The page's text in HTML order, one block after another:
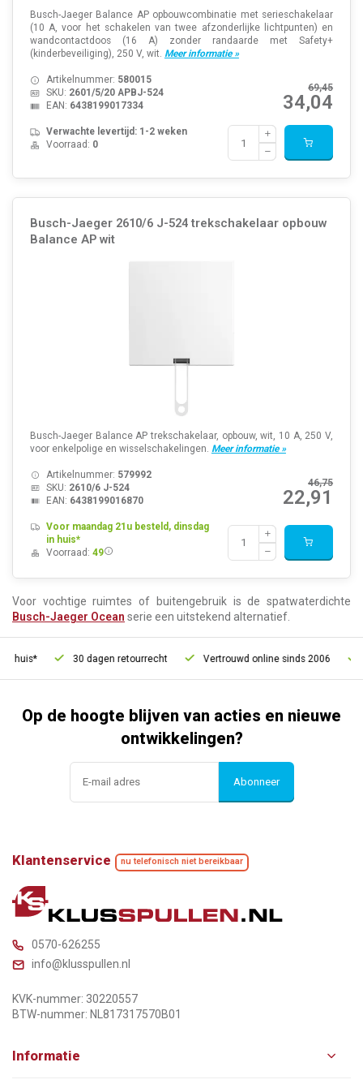
Busch-Jaeger Balance AP opbouwcombinatie met serieschakelaar
(10 A, voor het schakelen van twee afzonderlijke lichtpunten) en
wandcontactdoos (16 A) zonder randaarde met Safety+
(kinderbeveiliging), 250 V, wit. Meer informatie »
69,45
34,04
Artikelnummer: 580015
SKU: 2601/5/20 APBJ-524
EAN: 6438199017334
Verwachte levertijd: 1-2 weken
Voorraad: 0
Busch-Jaeger 2610/6 J-524 trekschakelaar opbouw
Balance AP wit
Busch-Jaeger Balance AP trekschakelaar, opbouw, wit, 10 A, 250 V,
voor enkelpolige en wisselschakelingen. Meer informatie »
46,75
22,91
Artikelnummer: 579992
SKU: 2610/6 J-524
EAN: 6438199016870
Voor maandag 21u besteld, dinsdag
in huis*
Voorraad: 49
Voor vochtige ruimtes of buitengebruik is de spatwaterdichte
Busch-Jaeger Ocean serie een uitstekend alternatief.
30 dagen retourrecht Vertrouwd online sinds 2006
Op de hoogte blijven van acties en nieuwe
ontwikkelingen?
Abonneer
Klantenservice nu telefonisch niet bereikbaar
0570-626255
info@klusspullen.nl
KVK-nummer: 30220557
BTW-nummer: NL817317570B01
Informatie